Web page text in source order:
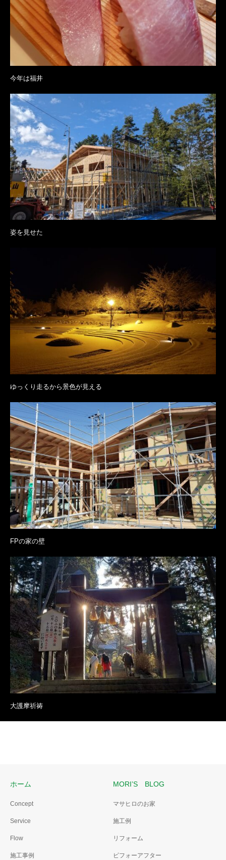
今年は福井
姿を見せた
ゆっくり走るから景色が見える
FPの家の壁
大護摩祈祷
ホーム
Concept
Service
Flow
施工事例
MORI’S BLOG
マサヒロのお家
施工例
リフォーム
ビフォーアフター